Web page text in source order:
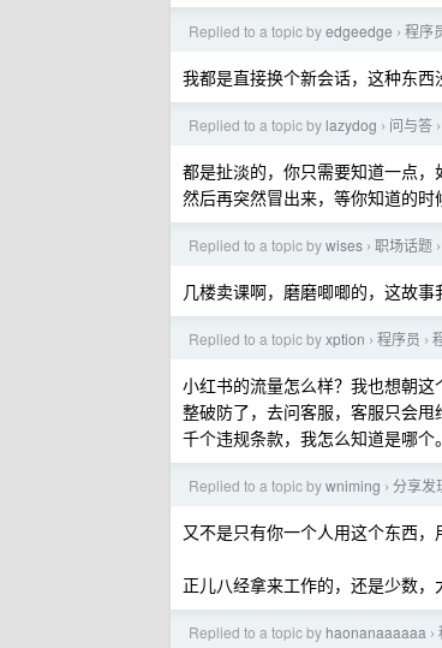
Replied to a topic byedgeedge › 程序
我都是直接换个新会话，这种东西
Replied to a topic by lazydog › 问与答 ›
都是扯淡的，你只需要知道一点，
然后再突然冒出来，等你知道的时
Replied to a topic bywises › 职场话题 ›
几楼卖课啊，磨磨唧唧的，这故事
Replied to a topic byxption › 程序员 ›
小红书的流量怎么样？我也想朝
整破防了，去问客服，客服只会
千个违规条款，我怎么知道是哪个。
Replied to a topic bywniming › 分享发
又不是只有你一个人用这个东西，
正儿八经拿来工作的，还是少数，
Replied to a topic by haonanaaaaaa ›